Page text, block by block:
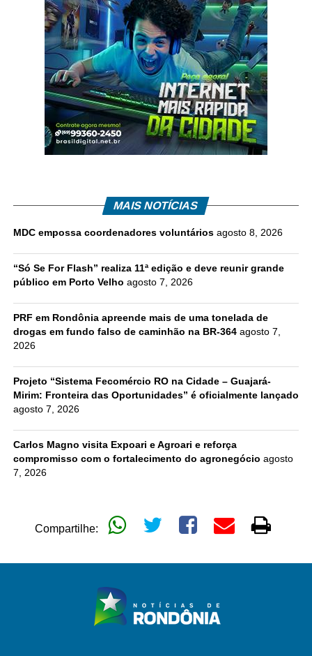
MAIS NOTÍCIAS
MDC empossa coordenadores voluntários agosto 8, 2026
“Só Se For Flash” realiza 11ª edição e deve reunir grande
público em Porto Velho agosto 7, 2026
PRF em Rondônia apreende mais de uma tonelada de
drogas em fundo falso de caminhão na BR-364 agosto 7,
2026
Projeto “Sistema Fecomércio RO na Cidade – Guajará-
Mirim: Fronteira das Oportunidades” é oficialmente lançado
agosto 7, 2026
Carlos Magno visita Expoari e Agroari e reforça
compromisso com o fortalecimento do agronegócio agosto
7, 2026
Compartilhe: